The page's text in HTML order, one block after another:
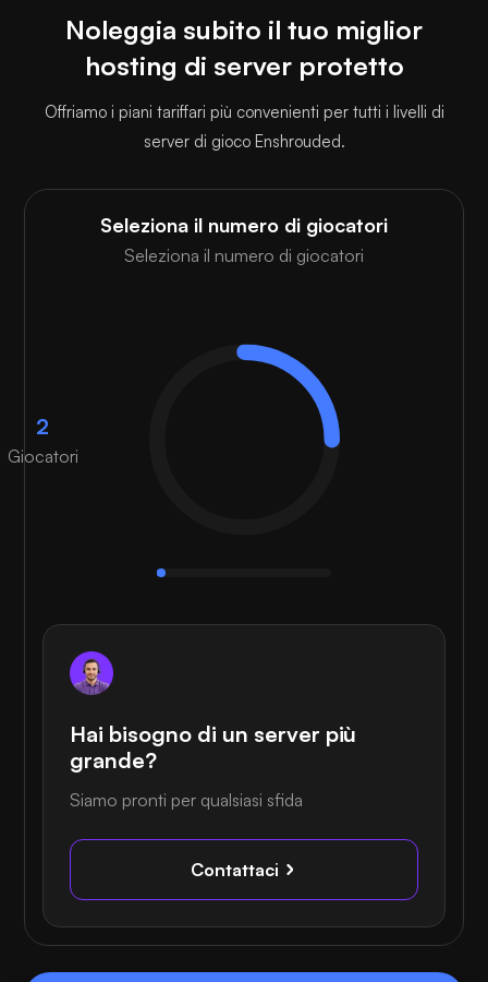
Noleggia subito il tuo miglior
hosting di server protetto
Offriamo i piani tariffari più convenienti per tutti i livelli di
server di gioco Enshrouded.
Seleziona il numero di giocatori
Seleziona il numero di giocatori
2
Giocatori
Hai bisogno di un server più
grande?
Siamo pronti per qualsiasi sfida
Contattaci